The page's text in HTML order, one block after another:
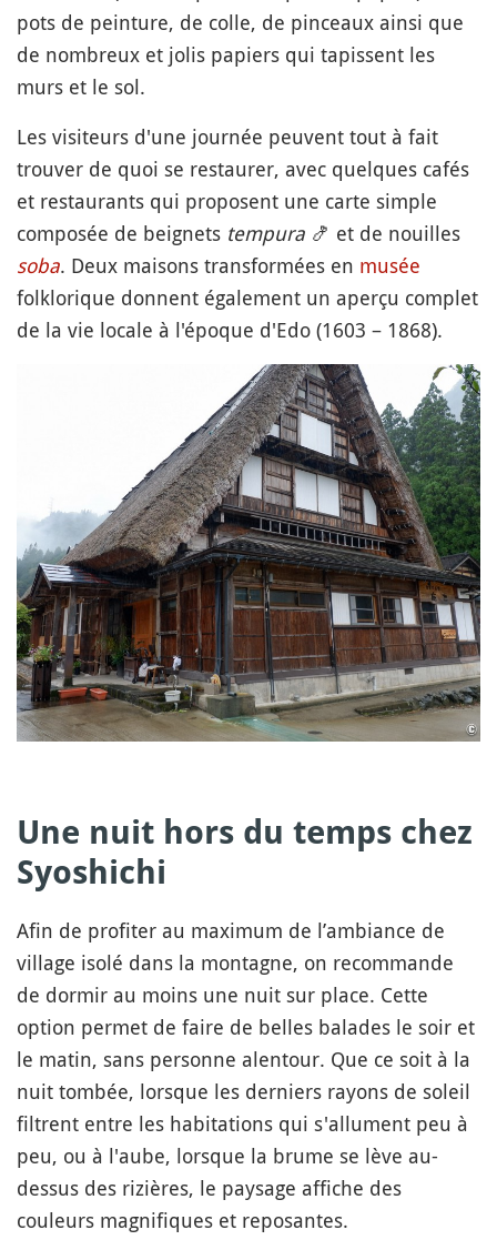
pots de peinture, de colle, de pinceaux ainsi que
de nombreux et jolis papiers qui tapissent les
murs et le sol.
Les visiteurs d'une journée peuvent tout à fait
trouver de quoi se restaurer, avec quelques cafés
et restaurants qui proposent une carte simple
composée de beignets tempura 🍤 et de nouilles
soba. Deux maisons transformées en musée
folklorique donnent également un aperçu complet
de la vie locale à l'époque d'Edo (1603 – 1868).
Une nuit hors du temps chez
Syoshichi
Afin de profiter au maximum de l’ambiance de
village isolé dans la montagne, on recommande
de dormir au moins une nuit sur place. Cette
option permet de faire de belles balades le soir et
le matin, sans personne alentour. Que ce soit à la
nuit tombée, lorsque les derniers rayons de soleil
filtrent entre les habitations qui s'allument peu à
peu, ou à l'aube, lorsque la brume se lève au-
dessus des rizières, le paysage affiche des
couleurs magnifiques et reposantes.